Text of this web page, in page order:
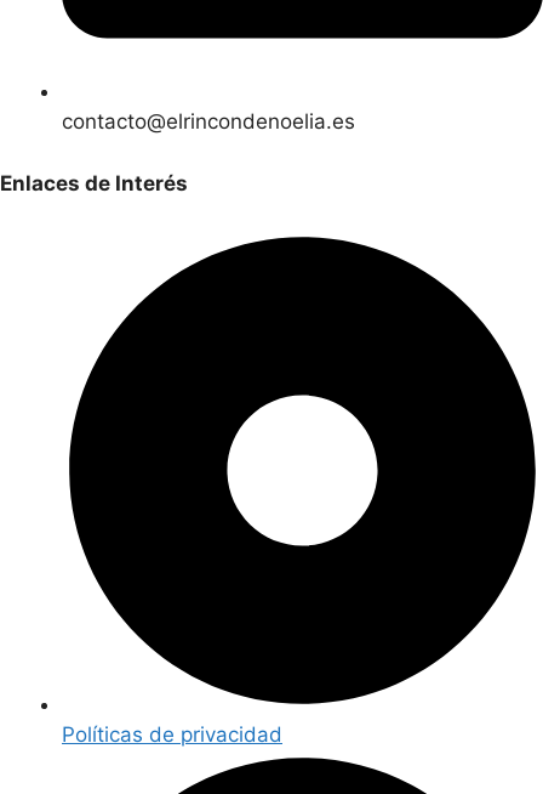
contacto@elrincondenoelia.es
Enlaces de Interés
Políticas de privacidad